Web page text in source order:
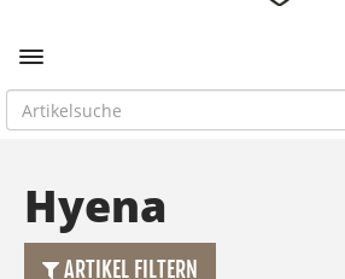
Toggle navigation
Hyena
ARTIKEL FILTERN